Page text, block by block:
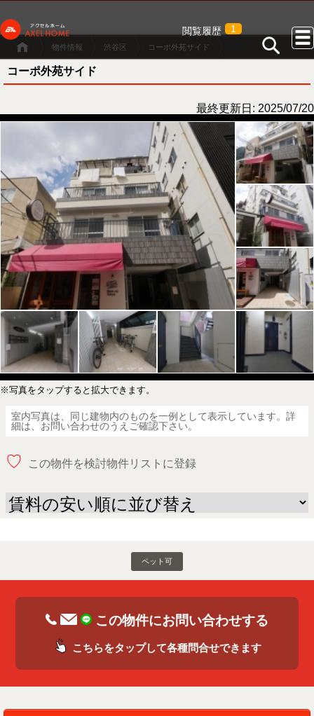
閲覧履歴 1
物件情報 渋谷区 コーポ外苑サイド
コーポ外苑サイド
最終更新日: 2025/07/20
※写真をタップすると拡大できます。
室内写真は、同じ建物内のものを一例として表示しています。詳
細は、お問い合わせのうえご確認下さい。
♡ この物件を検討物件リストに登録
ペット可
この物件にお問い合わせする
こちらをタップして各種問合せできます